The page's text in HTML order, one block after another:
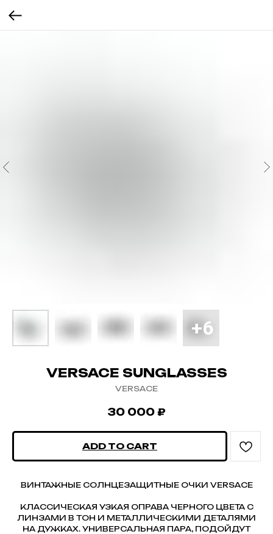
VERSACE SUNGLASSES
VERSACE
30 000 ₽
ADD TO CART
ВИНТАЖНЫЕ СОЛНЦЕЗАЩИТНЫЕ ОЧКИ VERSACE
КЛАССИЧЕСКАЯ УЗКАЯ ОПРАВА ЧЕРНОГО ЦВЕТА С
ЛИНЗАМИ В ТОН И МЕТАЛЛИЧЕСКИМИ ДЕТАЛЯМИ
НА ДУЖКАХ. УНИВЕРСАЛЬНАЯ ПАРА, ПОДОЙДУТ